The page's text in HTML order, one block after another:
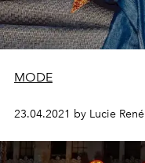
MODE
23.04.2021 by Lucie René